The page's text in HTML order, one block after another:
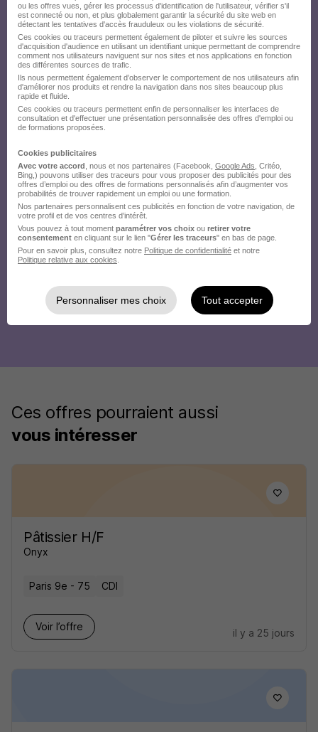
Ces offres pourraient aussi
vous intéresser
Pâtissier H/F
Onyx
Paris 9e - 75 CDI
Voir l’offre
il y a 25 jours
ou les offres vues, gérer les processus d'identification de l'utilisateur, vérifier s'il
est connecté ou non, et plus globalement garantir la sécurité du site web en
détectant les tentatives d'accès frauduleux ou les violations de sécurité.
Ces cookies ou traceurs permettent également de piloter et suivre les sources
d'acquisition d'audience en utilisant un identifiant unique permettant de comprendre
comment nos utilisateurs naviguent sur nos sites et nos applications en fonction
des différentes sources de trafic.
Ils nous permettent également d’observer le comportement de nos utilisateurs afin
d'améliorer nos produits et rendre la navigation dans nos sites beaucoup plus
rapide et fluide.
Ces cookies ou traceurs permettent enfin de personnaliser les interfaces de
consultation et d'effectuer une présentation personnalisée des offres d'emploi ou
de formations proposées.
Cookies publicitaires
Avec votre accord , nous et nos partenaires (Facebook, Google Ads , Critéo,
Bing,) pouvons utiliser des traceurs pour vous proposer des publicités pour des
offres d’emploi ou des offres de formations personnalisés afin d’augmenter vos
probabilités de trouver rapidement un emploi ou une formation.
Nos partenaires personnalisent ces publicités en fonction de votre navigation, de
votre profil et de vos centres d’intérêt.
Vous pouvez à tout moment paramétrer vos choix ou retirer votre
consentement en cliquant sur le lien "Gérer les traceurs" en bas de page.
Pour en savoir plus, consultez notre Politique de confidentialité et notre
Politique relative aux cookies
Personnaliser mes choix Tout accepter